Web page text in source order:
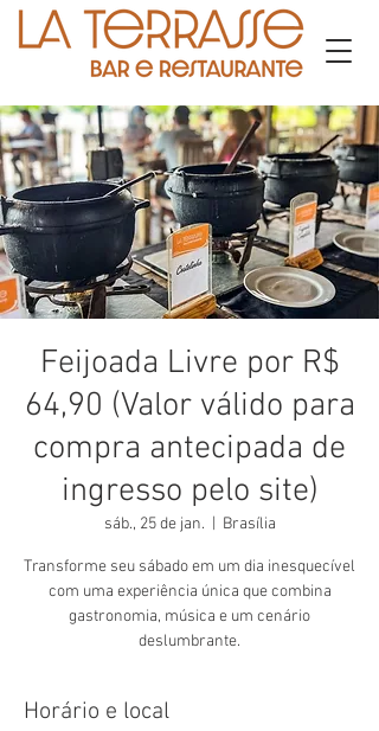
Feijoada Livre por R$
64,90 (Valor válido para
compra antecipada de
ingresso pelo site)
sáb., 25 de jan. Brasília
Transforme seu sábado em um dia inesquecível
com uma experiência única que combina
gastronomia, música e um cenário
deslumbrante.
Horário e local